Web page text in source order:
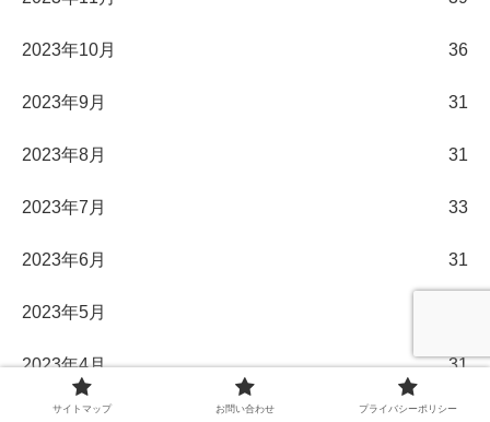
2023年10月 36
2023年9月 31
2023年8月 31
2023年7月 33
2023年6月 31
2023年5月
2023年4月 31
2023年3月
サイトマップ お問い合わせ プライバシーポリシー